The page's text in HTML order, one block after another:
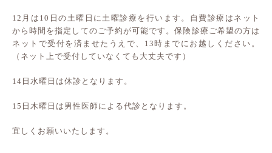
12月は10日の土曜日に土曜診療を行います。自費診療はネット
から時間を指定してのご予約が可能です。保険診療ご希望の方は
ネットで受付を済ませたうえで、13時までにお越しください。
（ネット上で受付していなくても大丈夫です）
14日水曜日は休診となります。
15日木曜日は男性医師による代診となります。
宜しくお願いいたします。